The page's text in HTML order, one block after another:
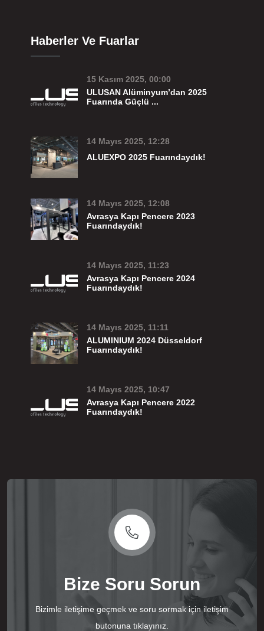
Haberler Ve Fuarlar
15 Kasım 2025, 00:00
ULUSAN Alüminyum’dan 2025
Fuarında Güçlü ...
14 Mayıs 2025, 12:28
ALUEXPO 2025 Fuarındaydık!
14 Mayıs 2025, 12:08
Avrasya Kapı Pencere 2023
Fuarındaydık!
14 Mayıs 2025, 11:23
Avrasya Kapı Pencere 2024
Fuarındaydık!
14 Mayıs 2025, 11:11
ALUMINIUM 2024 Düsseldorf
Fuarındaydık!
14 Mayıs 2025, 10:47
Avrasya Kapı Pencere 2022
Fuarındaydık!
Bize Soru Sorun
Bizimle iletişime geçmek ve soru sormak için iletişim
butonuna tıklayınız.